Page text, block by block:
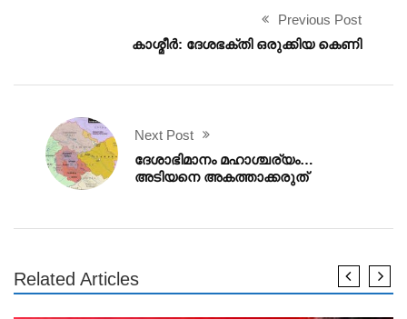
Previous Post
കാശ്മീർ: ദേശഭക്തി ഒരുക്കിയ കെണി
Next Post
ദേശാഭിമാനം മഹാശ്ചര്യം…
അടിയനെ അകത്താക്കരുത്
Related Articles